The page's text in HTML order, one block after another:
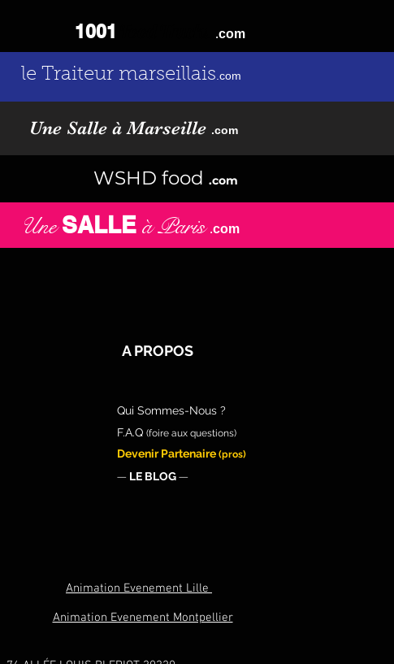
1001 .com
le Traiteur marseillais .com
Une Salle à Marseille .com
WSHD food .com
Une SALLE à Paris .com
A PROPOS
Qui Sommes-Nous ?
F.A.Q (foire aux questions)
Devenir Partenaire (pros)
— LE BLOG—
Animation Evenement Lille
Animation Evenement Montpellier